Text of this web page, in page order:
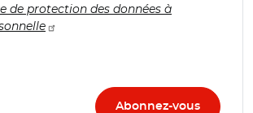
de protection des données à